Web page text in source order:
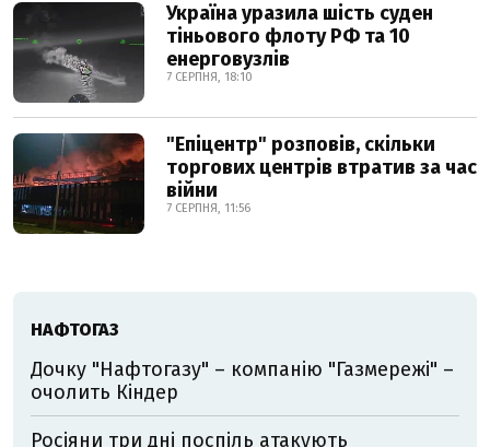
Україна уразила шість суден
тіньового флоту РФ та 10
енерговузлів
7 СЕРПНЯ, 18:10
"Епіцентр" розповів, скільки
торгових центрів втратив за час
війни
7 СЕРПНЯ, 11:56
НАФТОГАЗ
Дочку "Нафтогазу" – компанію "Газмережі" –
очолить Кіндер
Росіяни три дні поспіль атакують